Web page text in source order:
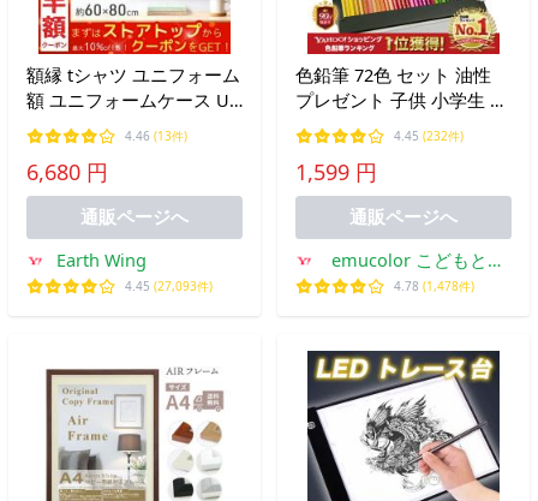
額縁 tシャツ ユニフォーム
額 ユニフォームケース UV
カット 幅60×高さ80cm ユ
ニフォーム額 フレーム サ
ッカー 野球 バスケット 壁
掛け アクリル ユニホーム
4.46 (13件)
6,680 円
通販ページへ
Earth Wing
4.45 (27,093件)
色鉛筆 72色 セット 油性
プレゼント 子供 小学生 中
学生 お絵かき 大人の塗り
絵 画材セット 金 銀
4.45 (232件)
1,599 円
通販ページへ
emucolor こどもと暮
らしと色鉛筆
4.78 (1,478件)